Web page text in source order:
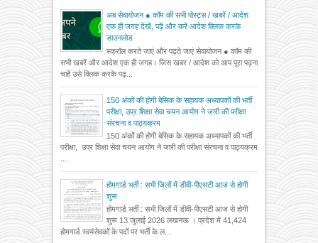
अब सेवायोजन ● कॉम की सभी पोस्ट्स / खबरें / आदेश
एक ही जगह देखें, पढ़ें और करें आदेश क्लिक करके
डाउनलोड
स्क्रॉल करते जाएं और पढ़ते जाएं सेवायोजन ● कॉम की
सभी खबरें और आदेश एक ही जगह। जिस खबर / आदेश को आप पूरा पढ़ना
चाहें उसे क्लिक करके पढ़...
150 अंकों की होगी बेसिक के सहायक अध्यापकों की भर्ती
परीक्षा, उप्र शिक्षा सेवा चयन आयोग ने जारी की परीक्षा
संरचना व पाठ्यक्रम
150 अंकों की होगी बेसिक के सहायक अध्यापकों की भर्ती
परीक्षा, उप्र शिक्षा सेवा चयन आयोग ने जारी की परीक्षा संरचना व पाठ्यक्रम
होमगार्ड भर्ती : सभी जिलों में डीवी-पीएसटी आज से होगी
शुरू
होमगार्ड भर्ती : सभी जिलों में डीवी-पीएसटी आज से होगी
शुरू 13 जुलाई 2026 लखनऊ । प्रदेश में 41,424
होमगार्ड स्वयंसेवकों के पदों पर भर्ती के ल...